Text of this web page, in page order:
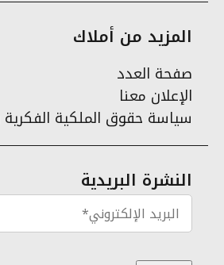
المزيد من أملاك
صفحة العدد
الإعلان معنا
سياسة حقوق الملكية الفكرية
النشرة البريدية